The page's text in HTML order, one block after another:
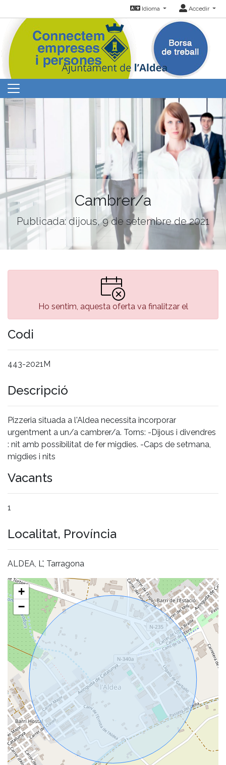
Idioma Accedir
Cambrer/a
Publicada: dijous, 9 de setembre de 2021
Ho sentim, aquesta oferta va finalitzar el
Codi
443-2021M
Descripció
Pizzeria situada a l'Aldea necessita incorporar
urgentment a un/a cambrer/a. Torns: -Dijous i divendres
: nit amb possibilitat de fer migdies. -Caps de setmana,
migdies i nits
Vacants
1
Localitat, Província
ALDEA, L', Tarragona
+
−